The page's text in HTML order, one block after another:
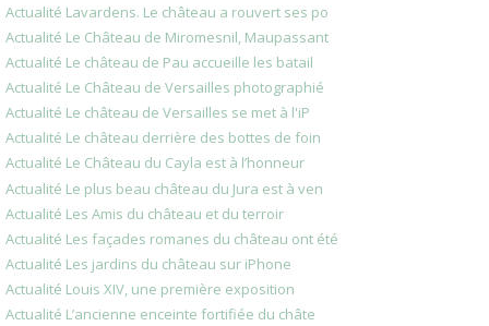
Actualité Lavardens. Le château a rouvert ses po
Actualité Le Château de Miromesnil, Maupassant
Actualité Le château de Pau accueille les batail
Actualité Le Château de Versailles photographié
Actualité Le château de Versailles se met à l'iP
Actualité Le château derrière des bottes de foin
Actualité Le Château du Cayla est à l’honneur
Actualité Le plus beau château du Jura est à ven
Actualité Les Amis du château et du terroir
Actualité Les façades romanes du château ont été
Actualité Les jardins du château sur iPhone
Actualité Louis XIV, une première exposition
Actualité L’ancienne enceinte fortifiée du châte